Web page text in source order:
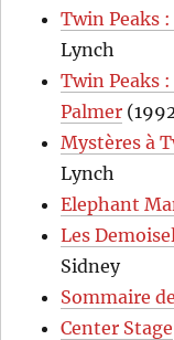
Twin Peaks
Lynch
Twin Peaks
Palmer
Mystères à
Lynch
Elephant
Les
Sidney
Sommaire
Center Stage